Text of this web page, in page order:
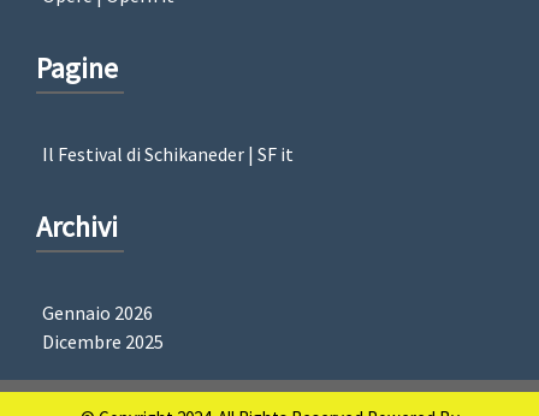
Pagine
Il Festival di Schikaneder | SF it
Archivi
Gennaio 2026
Dicembre 2025